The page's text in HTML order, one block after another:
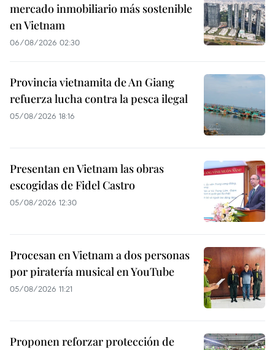
mercado inmobiliario más sostenible
en Vietnam
06/08/2026 02:30
Provincia vietnamita de An Giang
refuerza lucha contra la pesca ilegal
05/08/2026 18:16
Presentan en Vietnam las obras
escogidas de Fidel Castro
05/08/2026 12:30
Procesan en Vietnam a dos personas
por piratería musical en YouTube
05/08/2026 11:21
Proponen reforzar protección de